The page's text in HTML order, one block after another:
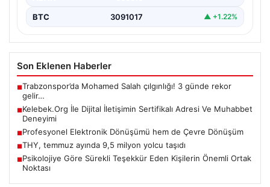
BTC 3091017 ▲ +1.22%
Son Eklenen Haberler
■Trabzonspor’da Mohamed Salah çılgınlığı! 3 günde rekor
gelir…
■Kelebek.Org İle Dijital İletişimin Sertifikalı Adresi Ve Muhabbet
Deneyimi
■Profesyonel Elektronik Dönüşümü hem de Çevre Dönüşüm
■THY, temmuz ayında 9,5 milyon yolcu taşıdı
■Psikolojiye Göre Sürekli Teşekkür Eden Kişilerin Önemli Ortak
Noktası